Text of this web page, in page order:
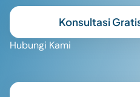
Konsultasi
Hubungi Kami